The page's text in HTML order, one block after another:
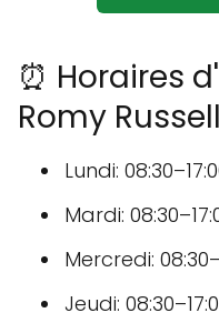
⏰ Horaires
Romy
Lundi:
Mardi:
Mercredi:
Jeudi: